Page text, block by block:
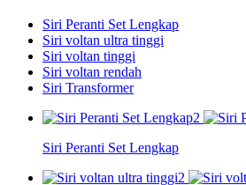
Siri Peranti Set Lengkap
Siri voltan ultra tinggi
Siri voltan tinggi
Siri voltan rendah
Siri Transformer
Siri Peranti Set Lengkap